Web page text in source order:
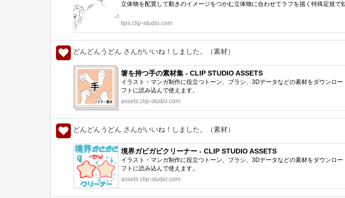
立体物を配置して動きのイメージをつかむ立体物に合わせてラフを描く特殊定規で
tips.clip-studio.com
どんどんうどん さんがいいね！しました。（素材）
箸を持つ手の素材集 - CLIP STUDIO ASSETS
イラスト・マンガ制作に役立つトーン、ブラシ、3Dデータなどの素材をダウンロ
フトに読み込んで使えます。
assets.clip-studio.com
どんどんうどん さんがいいね！しました。（素材）
境界ガビガビクリーナー - CLIP STUDIO ASSETS
イラスト・マンガ制作に役立つトーン、ブラシ、3Dデータなどの素材をダウンロ
フトに読み込んで使えます。
assets.clip-studio.com